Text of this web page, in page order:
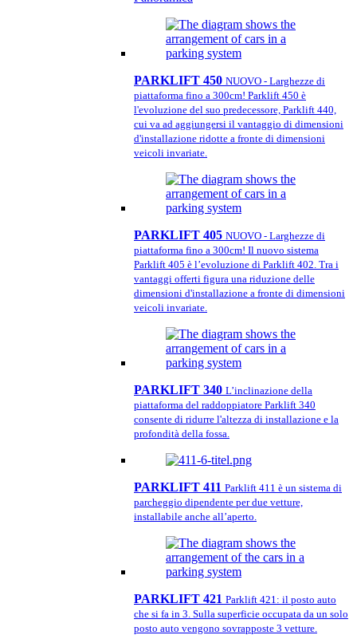
PARKLIFT 450 NUOVO - Larghezze di
piattaforma fino a 300cm! Parklift 450 è
l'evoluzione del suo predecessore, Parklift 440,
cui va ad aggiungersi il vantaggio di dimensioni
d'installazione ridotte a fronte di dimensioni
veicoli invariate.
PARKLIFT 405 NUOVO - Larghezze di
piattaforma fino a 300cm! Il nuovo sistema
Parklift 405 è l’evoluzione di Parklift 402. Tra i
vantaggi offerti figura una riduzione delle
dimensioni d'installazione a fronte di dimensioni
veicoli invariate.
PARKLIFT 340 L’inclinazione della
piattaforma del raddoppiatore Parklift 340
consente di ridurre l'altezza di installazione e la
profondità della fossa.
PARKLIFT 411 Parklift 411 è un sistema di
parcheggio dipendente per due vetture,
installabile anche all’aperto.
PARKLIFT 421 Parklift 421: il posto auto
che si fa in 3. Sulla superficie occupata da un solo
posto auto vengono sovrapposte 3 vetture.